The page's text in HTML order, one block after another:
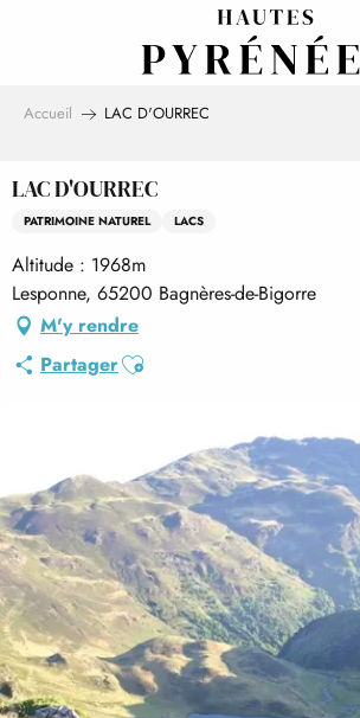
Accueil LAC D'OURREC
LAC D'OURREC
PATRIMOINE NATUREL LACS
Altitude : 1968m
Lesponne, 65200 Bagnères-de-Bigorre
M'y rendre
PartagerAjouter aux favoris